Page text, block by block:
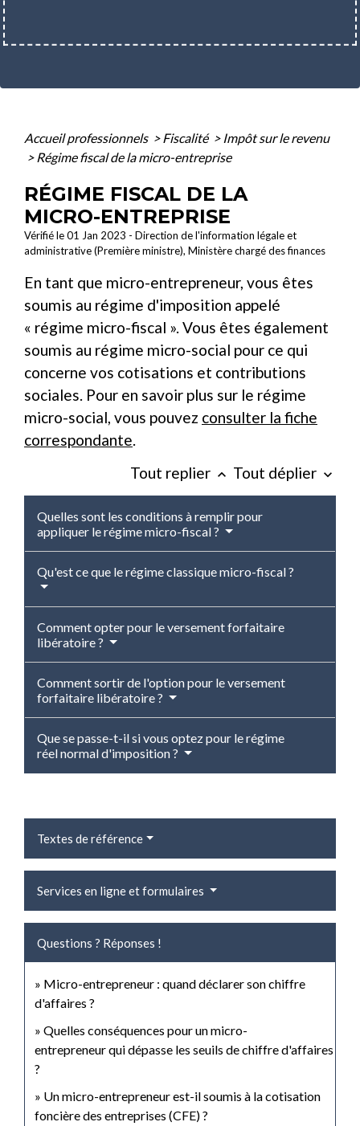
Accueil professionnels > Fiscalité > Impôt sur le revenu
> Régime fiscal de la micro-entreprise
RÉGIME FISCAL DE LA
MICRO-ENTREPRISE
Vérifié le 01 Jan 2023 - Direction de l'information légale et
administrative (Première ministre), Ministère chargé des finances
En tant que micro-entrepreneur, vous êtes
soumis au régime d'imposition appelé
« régime micro-fiscal ». Vous êtes également
soumis au régime micro-social pour ce qui
concerne vos cotisations et contributions
sociales. Pour en savoir plus sur le régime
micro-social, vous pouvez consulter la fiche
correspondante.
Tout replier keyboard_arrow_up Tout déplier keyboard_arrow_down
Quelles sont les conditions à remplir pour
appliquer le régime micro-fiscal ?
Qu'est ce que le régime classique micro-fiscal ?
Comment opter pour le versement forfaitaire
libératoire ?
Comment sortir de l'option pour le versement
forfaitaire libératoire ?
Que se passe-t-il si vous optez pour le régime
réel normal d'imposition ?
Textes de référence
Services en ligne et formulaires
Questions ? Réponses !
Micro-entrepreneur : quand déclarer son chiffre
d'affaires ?
Quelles conséquences pour un micro-
entrepreneur qui dépasse les seuils de chiffre d'affaires
?
Un micro-entrepreneur est-il soumis à la cotisation
foncière des entreprises (CFE) ?